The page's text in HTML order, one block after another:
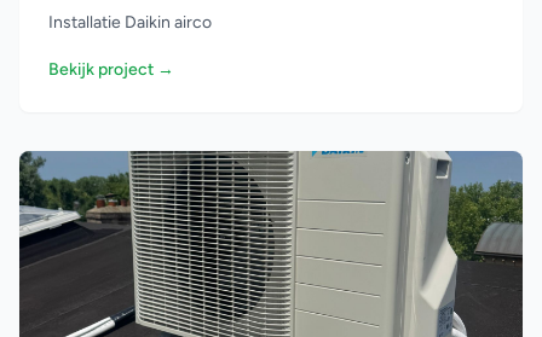
Installatie Daikin airco
Bekijk project →